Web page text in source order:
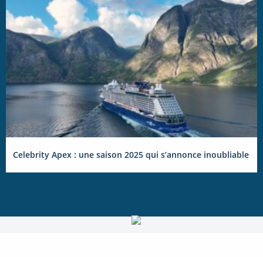
Celebrity Apex : une saison 2025 qui s’annonce inoubliable